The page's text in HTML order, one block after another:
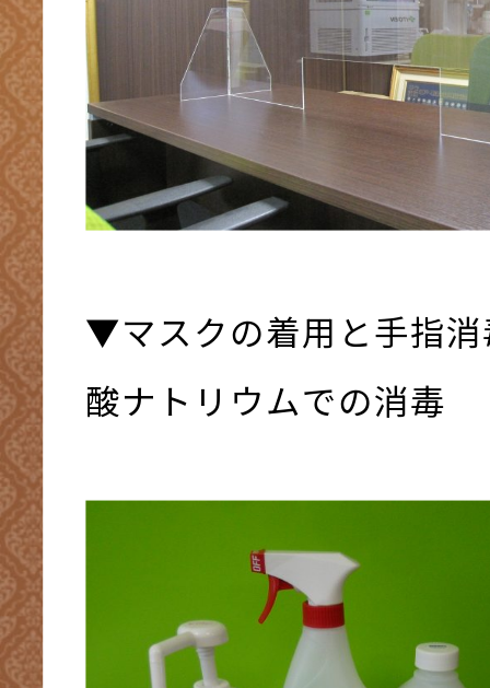
▼マスクの着用と手指
酸ナトリウムでの消毒